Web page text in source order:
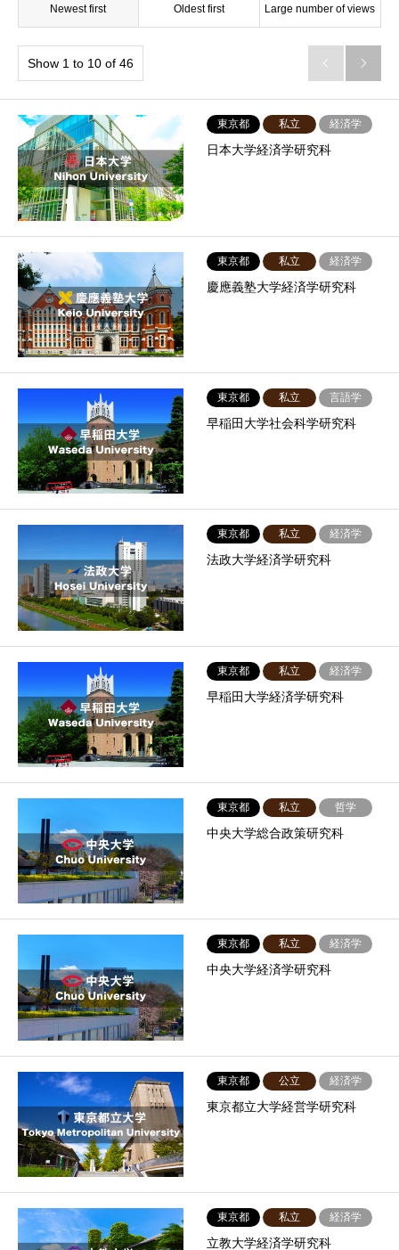
Newest first Oldest first Large number of views
Show 1 to 10 of 46  
東京都 私立 経済学
日本大学経済学研究科
東京都 私立 経済学
慶應義塾大学経済学研究科
東京都 私立 言語学
早稲田大学社会科学研究科
東京都 私立 経済学
法政大学経済学研究科
東京都 私立 経済学
早稲田大学経済学研究科
東京都 私立 哲学
中央大学総合政策研究科
東京都 私立 経済学
中央大学経済学研究科
東京都 公立 経済学
東京都立大学経営学研究科
東京都 私立 経済学
立教大学経済学研究科